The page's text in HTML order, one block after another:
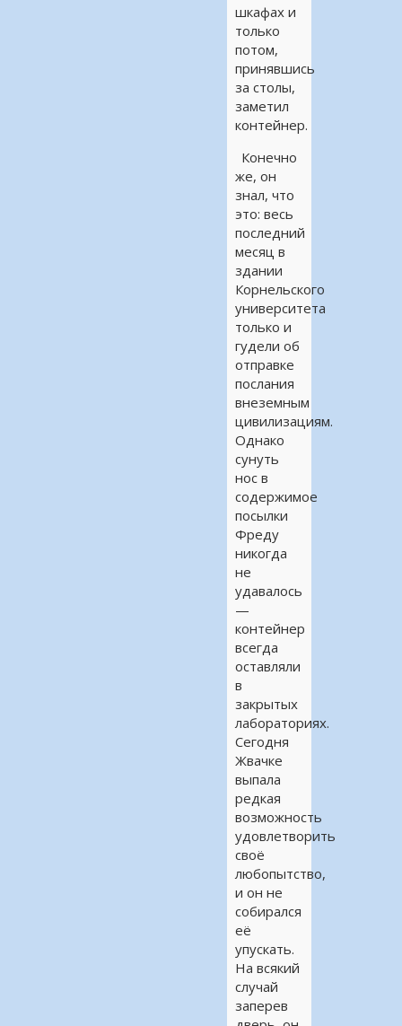
шкафах и
только
потом,
принявшись
за столы,
заметил
контейнер.
Конечно
же, он
знал, что
это: весь
последний
месяц в
здании
Корнельского
университета
только и
гудели об
отправке
послания
внеземным
цивилизациям.
Однако
сунуть
нос в
содержимое
посылки
Фреду
никогда
не
удавалось
—
контейнер
всегда
оставляли
в
закрытых
лабораториях.
Сегодня
Жвачке
выпала
редкая
возможность
удовлетворить
своё
любопытство,
и он не
собирался
её
упускать.
На всякий
случай
заперев